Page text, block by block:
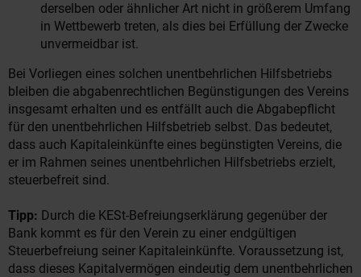
derselben oder ähnlicher Art nicht in größerem Umfang
in Wettbewerb treten, als dies bei Erfüllung der Zwecke
unvermeidbar ist.
Bei Vorliegen eines solchen unentbehrlichen Hilfsbetriebs
bleiben die abgabenrechtlichen Begünstigungen des Vereins
insgesamt erhalten und es entfällt auch die Abgabepflicht
für den unentbehrlichen Hilfsbetrieb selbst. Das bedeutet,
dass auch Kapitaleinkünfte eines begünstigten Vereins, die
er im Rahmen seines unentbehrlichen Hilfsbetriebs erzielt,
steuerbefreit sind.
Tipp: Durch die KESt-Befreiungserklärung gegenüber der
Bank kommt es für den Verein zu einer endgültigen
Steuerbefreiung seiner Kapitaleinkünfte. Voraussetzung ist,
dass dieses Kapitalvermögen eindeutig dem unentbehrlichen